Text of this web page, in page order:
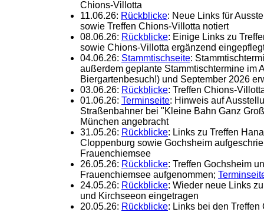
Chions-Villotta
11.06.26: Rückblicke: Neue Links für
sowie Treffen Chions-Villotta notiert
08.06.26: Rückblicke: Einige Links zu
sowie Chions-Villotta ergänzend
04.06.26: Stammtischseite:
außerdem geplante Stammtischtermine im
Biergartenbesuch!) und September 2026
03.06.26: Rückblicke: Treffen Chions-
01.06.26: Terminseite: Hinweis auf
Straßenbahner bei "Kleine Bahn Ganz
München angebracht
31.05.26: Rückblicke: Links zu Treffen
Cloppenburg sowie Gochsheim
Frauenchiemsee
26.05.26: Rückblicke: Treffen Gochsheim
Frauenchiemsee aufgenommen;
24.05.26: Rückblicke: Wieder neue Links
und Kirchseeon eingetragen
20.05.26: Rückblicke: Links bei den